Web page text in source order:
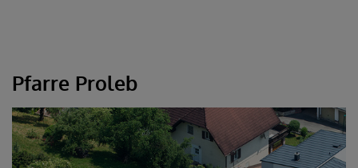
Pfarre Proleb